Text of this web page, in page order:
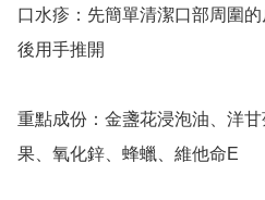
口水疹：先簡單清潔口部周圍
後用手推開
重點成份：金盞花浸泡油、洋
果、氧化鋅、蜂蠟、維他命E